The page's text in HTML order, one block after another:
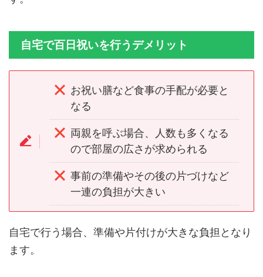
自宅で百日祝いを行うデメリット
お祝い膳など食事の手配が必要と
なる
両親を呼ぶ場合、人数も多くなる
ので部屋の広さが求められる
事前の準備やその後の片づけなど
一連の負担が大きい
自宅で行う場合、準備や片付けが大きな負担となり
ます。